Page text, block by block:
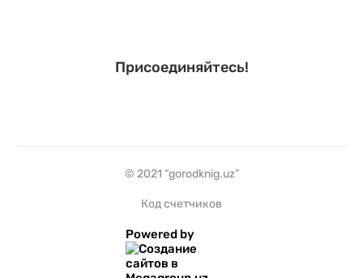
Присоединяйтесь!
© 2021 “gorodknig.uz”
Код счетчиков
Powered by